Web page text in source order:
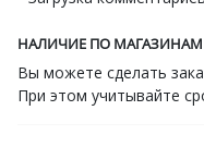
НАЛИЧИЕ ПО МАГАЗИНАМ
Вы можете сделать
При этом учитывайте